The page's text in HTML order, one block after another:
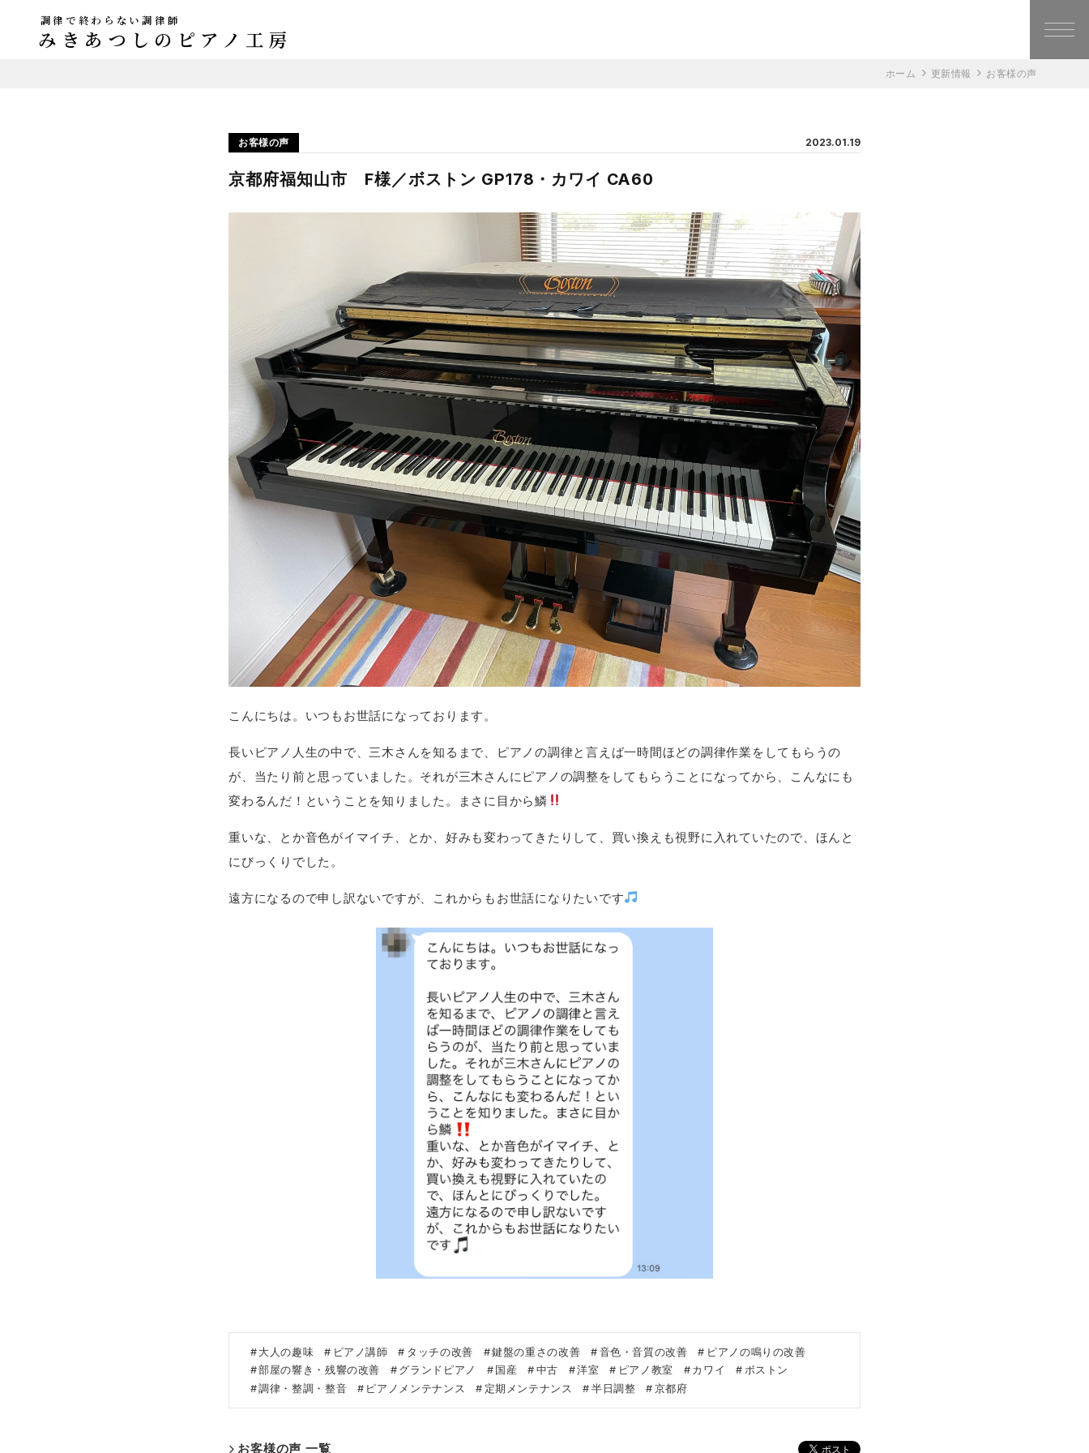
調律で終わらない調律師
みきあつしのピアノ工房
ホーム 更新情報 お客様の声
お客様の声 2023.01.19
京都府福知山市 F様／ボストン GP178・カワイ CA60
こんにちは。いつもお世話になっております。
長いピアノ人生の中で、三木さんを知るまで、ピアノの調律と言えば一時間ほどの調律作業をしてもらうの
が、当たり前と思っていました。それが三木さんにピアノの調整をしてもらうことになってから、こんなにも
変わるんだ！ということを知りました。まさに目から鱗
重いな、とか音色がイマイチ、とか、好みも変わってきたりして、買い換えも視野に入れていたので、ほんと
にびっくりでした。
遠方になるので申し訳ないですが、これからもお世話になりたいです
大人の趣味 ピアノ講師 タッチの改善 鍵盤の重さの改善 音色・音質の改善
ピアノの鳴りの改善
部屋の響き・残響の改善
グランドピアノ 国産 中古 洋室 ピアノ教室 カワイ
ボストン
調律・整調・整音
ピアノメンテナンス 定期メンテナンス 半日調整 京都府
お客様の声 一覧